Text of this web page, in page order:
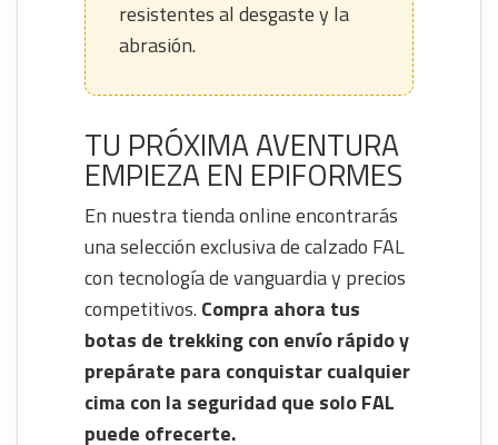
resistentes al desgaste y la
abrasión.
TU PRÓXIMA AVENTURA
EMPIEZA EN EPIFORMES
En nuestra tienda online encontrarás
una selección exclusiva de calzado FAL
con tecnología de vanguardia y precios
competitivos. Compra ahora tus
botas de trekking con envío rápido y
prepárate para conquistar cualquier
cima con la seguridad que solo FAL
puede ofrecerte.